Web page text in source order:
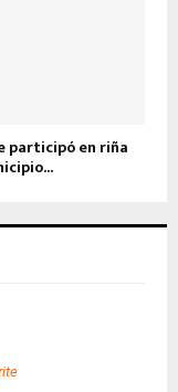
participó en riña